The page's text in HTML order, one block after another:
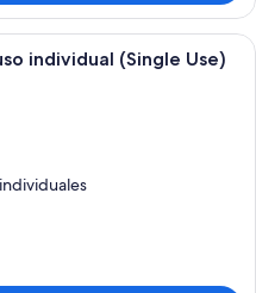
habitación de hotel con una
individual (Single Use)